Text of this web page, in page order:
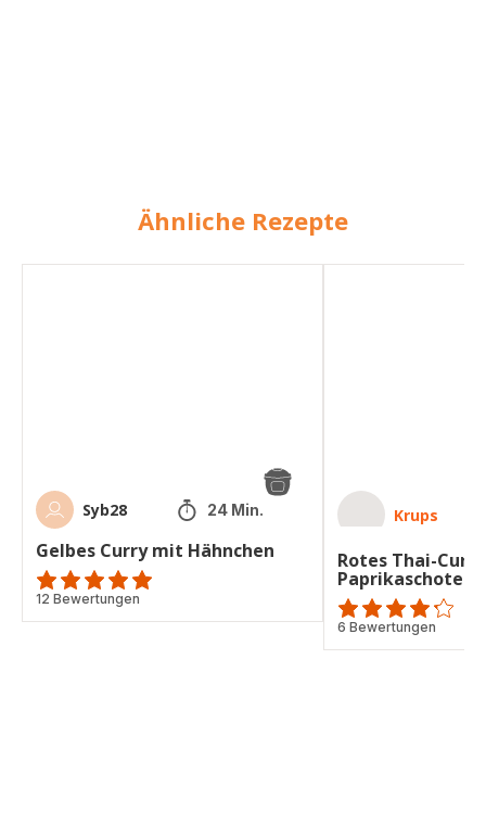
Ähnliche Rezepte
Syb28 24 Min.
Gelbes Curry mit Hähnchen
Bewertung
mit
12 Bewertungen
Krups
Rotes Thai-
Paprikaschote
ratings.4.2
6 Bewertungen